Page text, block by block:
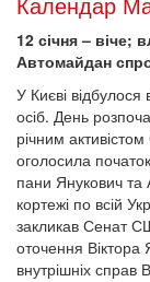
12 січня – віче;
Автомайдан
У Києві
осіб. День
річним
оголосила
пани Янукович та
кортежі по всій
закликав Сенат
оточення Віктора
внутрішніх справ